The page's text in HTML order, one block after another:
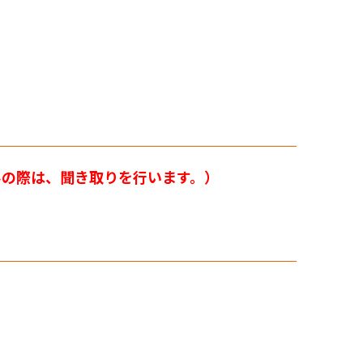
際は、聞き取りを行います。）